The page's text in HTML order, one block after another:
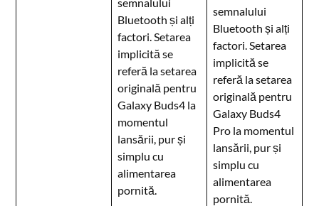
Bluetooth și alți
factori. Setarea
implicită se
referă la setarea
originală pentru
Galaxy Buds4 la
momentul
lansării, pur și
simplu cu
alimentarea
pornită.
semnalului
Bluetooth și alți
factori. Setarea
implicită se
referă la setarea
originală pentru
Galaxy Buds4
Pro la momentul
lansării, pur și
simplu cu
alimentarea
pornită.